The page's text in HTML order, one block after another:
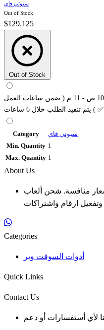
سبوتي فاي
Out of Stock
$129.125
Out of Stock
هذه الخدمة يتم تنفيذها يدوياً من الساعة 10 ص - 11 م ( ضمن ساعات العمل
) يتم تنفيذ الطلب خلال 6 ساعات ✅
Category
سبوتي فاي
Min. Quantity 1
Max. Quantity 1
About Us
منافسة. شحن ألعاب
ارقام واشتراكات
Categories
أدوات السوفت وير
Quick Links
Contact Us